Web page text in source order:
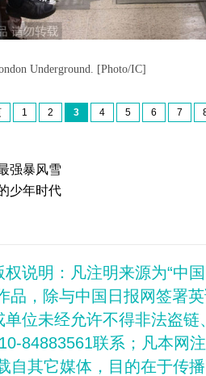
Underground. [Photo/IC]
1 2 3 4 5 6 7
强暴风雪
少年时代
说明：凡注明来源为“中
品，除与中国日报网签署
位未经允许不得非法盗
84883561联系；凡本网
自其它媒体，目的在于传